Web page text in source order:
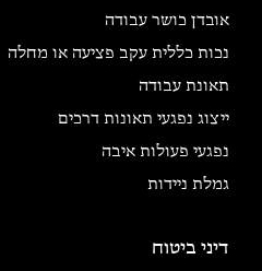
אובדן כושר עבודה
נכות כללית עקב פציעה או מחלה
תאונת עבודה
ייצוג נפגעי תאונות דרכים
נפגעי פעולות איבה
גמלת ניידות
דיני ביטוח